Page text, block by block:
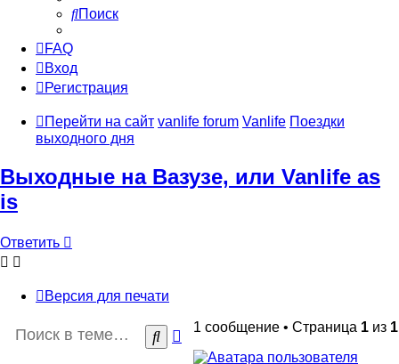
Поиск
FAQ
Вход
Регистрация
Перейти на сайт vanlife forum Vanlife Поездки
выходного дня
Выходные на Вазузе, или Vanlife as
is
Ответить
Версия для печати
ПоискРасширенный
поиск
1 сообщение • Страница 1 из 1